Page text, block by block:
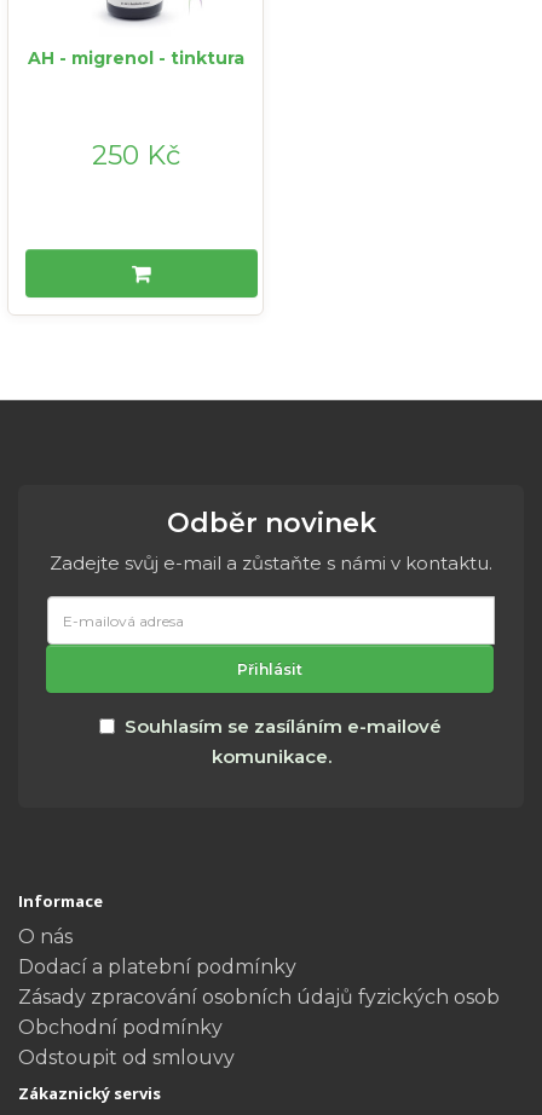
AH - migrenol - tinktura
250 Kč
Odběr novinek
Zadejte svůj e-mail a zůstaňte s námi v kontaktu.
mailová
adresa
Přihlásit
Souhlasím se zasíláním e-mailové
komunikace.
Informace
O nás
Dodací a platební podmínky
Zásady zpracování osobních údajů fyzických osob
Obchodní podmínky
Odstoupit od smlouvy
Zákaznický servis